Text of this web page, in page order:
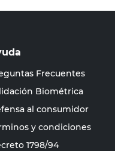
Frecuentes
Biométrica
al consumidor
y condiciones
1798/94